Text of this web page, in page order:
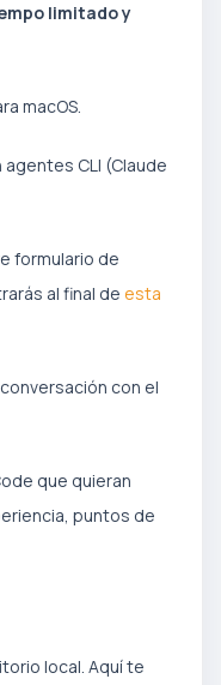
limitado y
macOS.
CLI (Claude
formulario de
al final de esta
con el
que quieran
puntos de
local. Aquí te